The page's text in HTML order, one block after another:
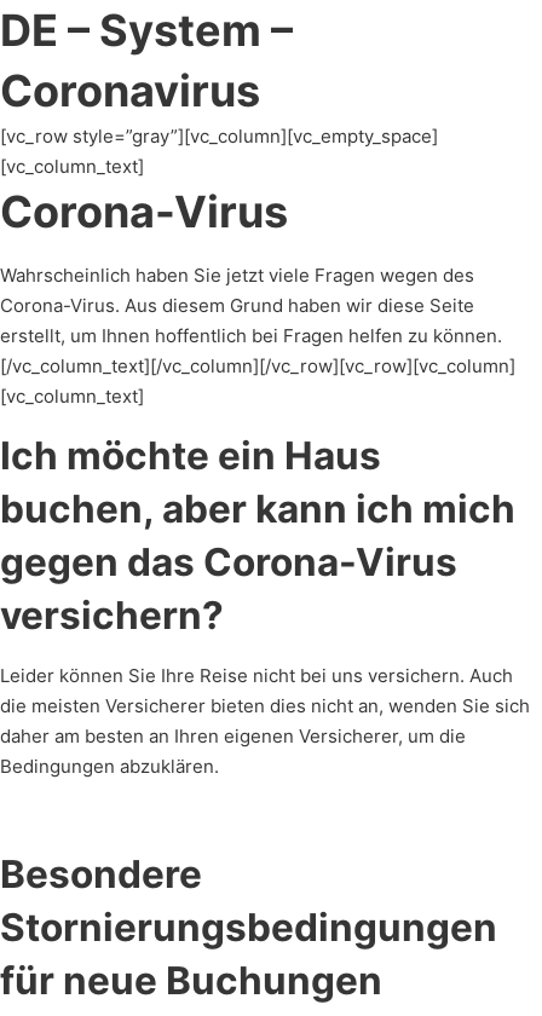
DE – System –
Coronavirus
[vc_row style=”gray”][vc_column][vc_empty_space]
[vc_column_text]
Corona-Virus
Wahrscheinlich haben Sie jetzt viele Fragen wegen des
Corona-Virus. Aus diesem Grund haben wir diese Seite
erstellt, um Ihnen hoffentlich bei Fragen helfen zu können.
[/vc_column_text][/vc_column][/vc_row][vc_row][vc_column]
[vc_column_text]
Ich möchte ein Haus
buchen, aber kann ich mich
gegen das Corona-Virus
versichern?
Leider können Sie Ihre Reise nicht bei uns versichern. Auch
die meisten Versicherer bieten dies nicht an, wenden Sie sich
daher am besten an Ihren eigenen Versicherer, um die
Bedingungen abzuklären.
Besondere
Stornierungsbedingungen
für neue Buchungen